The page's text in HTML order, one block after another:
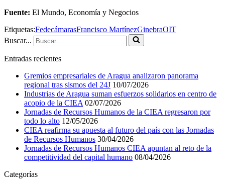
Fuente: El Mundo, Economía y Negocios
Etiquetas:FedecámarasFrancisco MartínezGinebraOIT
Buscar...
Entradas recientes
Gremios empresariales de Aragua analizaron panorama
regional tras sismos del 24J 10/07/2026
Industrias de Aragua suman esfuerzos solidarios en centro de
acopio de la CIEA 02/07/2026
Jornadas de Recursos Humanos de la CIEA regresaron por
todo lo alto 12/05/2026
CIEA reafirma su apuesta al futuro del país con las Jornadas
de Recursos Humanos 30/04/2026
Jornadas de Recursos Humanos CIEA apuntan al reto de la
competitividad del capital humano 08/04/2026
Categorías